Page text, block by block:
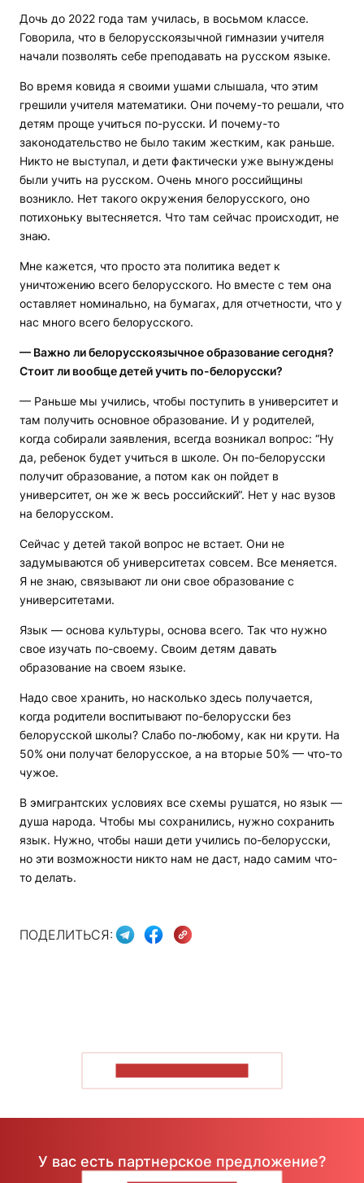
Дочь до 2022 года там училась, в восьмом классе.
Говорила, что в белорусскоязычной гимназии учителя
начали позволять себе преподавать на русском языке.
Во время ковида я своими ушами слышала, что этим
грешили учителя математики. Они почему-то решали, что
детям проще учиться по-русски. И почему-то
законодательство не было таким жестким, как раньше.
Никто не выступал, и дети фактически уже вынуждены
были учить на русском. Очень много российщины
возникло. Нет такого окружения белорусского, оно
потихоньку вытесняется. Что там сейчас происходит, не
знаю.
Мне кажется, что просто эта политика ведет к
уничтожению всего белорусского. Но вместе с тем она
оставляет номинально, на бумагах, для отчетности, что у
нас много всего белорусского.
— Важно ли белорусскоязычное образование сегодня?
Стоит ли вообще детей учить по-белорусски?
— Раньше мы учились, чтобы поступить в университет и
там получить основное образование. И у родителей,
когда собирали заявления, всегда возникал вопрос: “Ну
да, ребенок будет учиться в школе. Он по-белорусски
получит образование, а потом как он пойдет в
университет, он же ж весь российский“. Нет у нас вузов
на белорусском.
Сейчас у детей такой вопрос не встает. Они не
задумываются об университетах совсем. Все меняется.
Я не знаю, связывают ли они свое образование с
университетами.
Язык — основа культуры, основа всего. Так что нужно
свое изучать по-своему. Своим детям давать
образование на своем языке.
Надо свое хранить, но насколько здесь получается,
когда родители воспитывают по-белорусски без
белорусской школы? Слабо по-любому, как ни крути. На
50% они получат белорусское, а на вторые 50% — что-то
чужое.
В эмигрантских условиях все схемы рушатся, но язык —
душа народа. Чтобы мы сохранились, нужно сохранить
язык. Нужно, чтобы наши дети учились по-белорусски,
но эти возможности никто нам не даст, надо самим что-
то делать.
ПОДЕЛИТЬСЯ:
У вас есть партнерское предложение?